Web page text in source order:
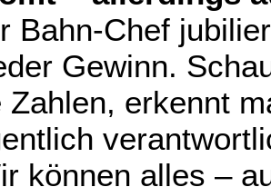
Bahn-Chef
Gewinn.
Zahlen, erkennt
können alles –